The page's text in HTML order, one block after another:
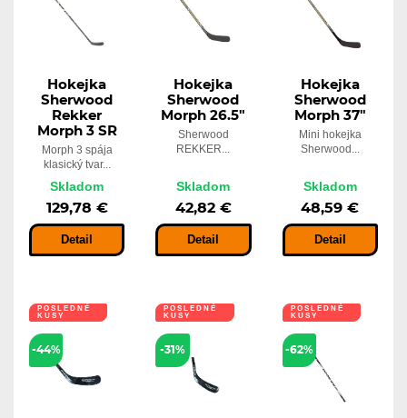
Hokejka
Sherwood
Rekker
Morph 3 SR
Morph 3 spája
klasický tvar...
Skladom
129,78 €
Detail
Hokejka
Sherwood
Morph 26.5"
Sherwood
REKKER...
Skladom
42,82 €
Detail
Hokejka
Sherwood
Morph 37"
Mini hokejka
Sherwood...
Skladom
48,59 €
Detail
POSLEDNÉ
KUSY
-44%
POSLEDNÉ
KUSY
-31%
POSLEDNÉ
KUSY
-62%